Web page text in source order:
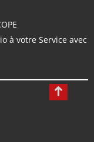
à votre Service avec